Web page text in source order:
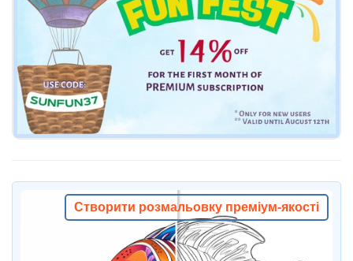
Створити розмальовку преміум-якості